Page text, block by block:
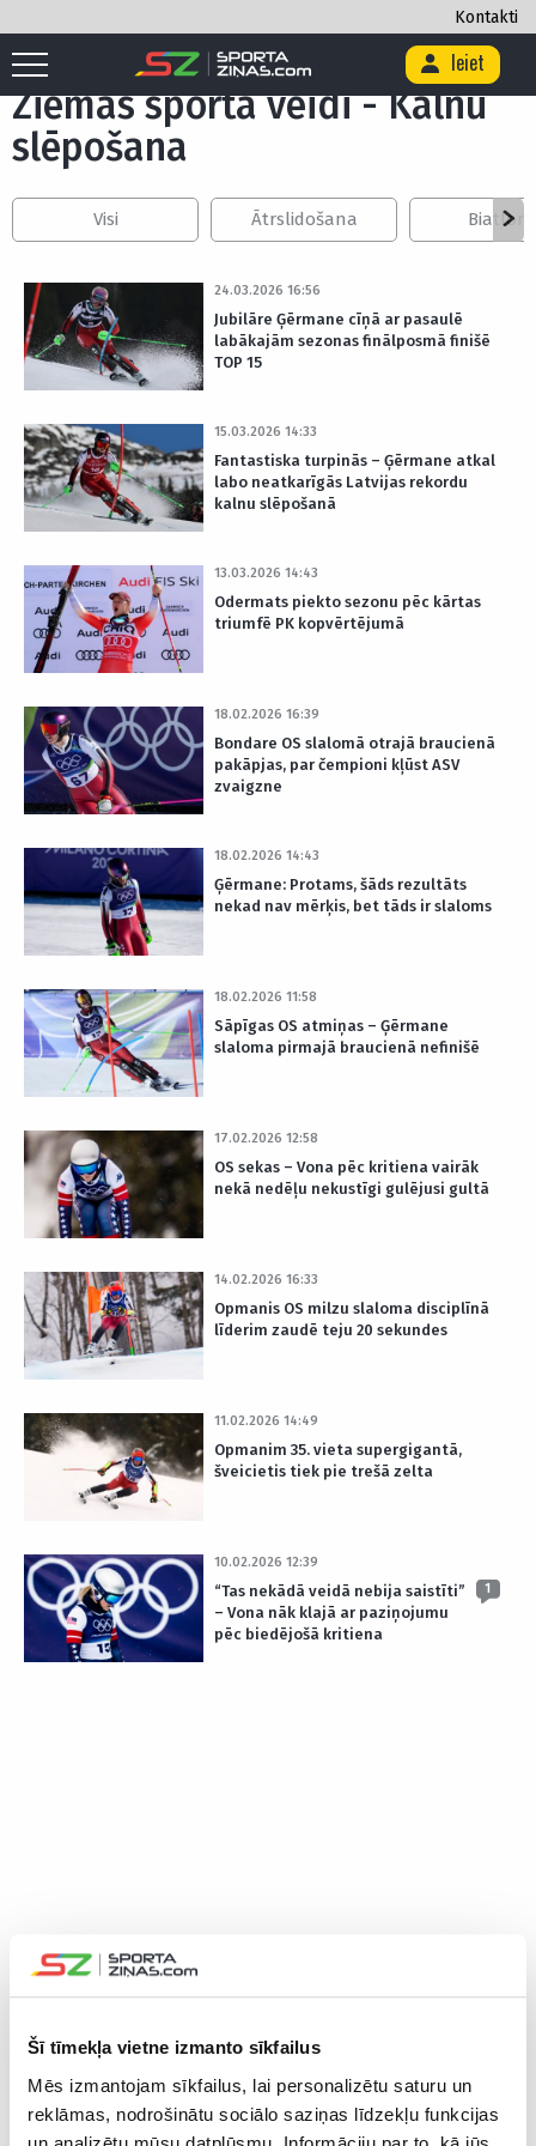
Šī tīmekļa vietne izmanto sīkfailus
Mēs izmantojam sīkfailus, lai personalizētu saturu un
reklāmas, nodrošinātu sociālo saziņas līdzekļu funkcijas
Kontakti
Ieiet
Sākums Ziemas sporta veidi / Kalnu slēpošana
Ziemas sporta veidi - Kalnu
slēpošana
Visi Ātrslidošana Biatlons
24.03.2026 16:56
Jubilāre Ģērmane cīņā ar pasaulē
labākajām sezonas finālposmā finišē
TOP 15
15.03.2026 14:33
Fantastiska turpinās – Ģērmane atkal
labo neatkarīgās Latvijas rekordu
kalnu slēpošanā
13.03.2026 14:43
Odermats piekto sezonu pēc kārtas
triumfē PK kopvērtējumā
18.02.2026 16:39
Bondare OS slalomā otrajā braucienā
pakāpjas, par čempioni kļūst ASV
zvaigzne
18.02.2026 14:43
Ģērmane: Protams, šāds rezultāts
nekad nav mērķis, bet tāds ir slaloms
18.02.2026 11:58
Sāpīgas OS atmiņas – Ģērmane
slaloma pirmajā braucienā nefinišē
17.02.2026 12:58
OS sekas – Vona pēc kritiena vairāk
nekā nedēļu nekustīgi gulējusi gultā
14.02.2026 16:33
Opmanis OS milzu slaloma disciplīnā
līderim zaudē teju 20 sekundes
11.02.2026 14:49
Opmanim 35. vieta supergigantā,
šveicietis tiek pie trešā zelta
10.02.2026 12:39
“Tas nekādā veidā nebija saistīti”
– Vona nāk klajā ar paziņojumu
pēc biedējošā kritiena
1